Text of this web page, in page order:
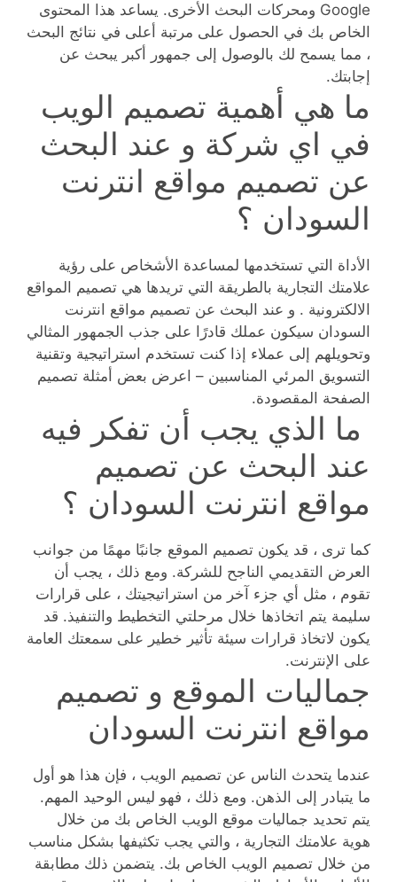
Google ومحركات البحث الأخرى. يساعد هذا المحتوى
الخاص بك في الحصول على مرتبة أعلى في نتائج البحث
، مما يسمح لك بالوصول إلى جمهور أكبر يبحث عن
إجابتك.
ما هي أهمية تصميم الويب
في اي شركة و عند البحث
عن تصميم مواقع انترنت
السودان ؟
الأداة التي تستخدمها لمساعدة الأشخاص على رؤية
علامتك التجارية بالطريقة التي تريدها هي تصميم المواقع
الالكترونية . و عند البحث عن تصميم مواقع انترنت
السودان سيكون عملك قادرًا على جذب الجمهور المثالي
وتحويلهم إلى عملاء إذا كنت تستخدم استراتيجية وتقنية
التسويق المرئي المناسبين – اعرض بعض أمثلة تصميم
الصفحة المقصودة.
ما الذي يجب أن تفكر فيه
عند البحث عن تصميم
مواقع انترنت السودان ؟
كما ترى ، قد يكون تصميم الموقع جانبًا مهمًا من جوانب
العرض التقديمي الناجح للشركة. ومع ذلك ، يجب أن
تقوم ، مثل أي جزء آخر من استراتيجيتك ، على قرارات
سليمة يتم اتخاذها خلال مرحلتي التخطيط والتنفيذ. قد
يكون لاتخاذ قرارات سيئة تأثير خطير على سمعتك العامة
على الإنترنت.
جماليات الموقع و تصميم
مواقع انترنت السودان
عندما يتحدث الناس عن تصميم الويب ، فإن هذا هو أول
ما يتبادر إلى الذهن. ومع ذلك ، فهو ليس الوحيد المهم.
يتم تحديد جماليات موقع الويب الخاص بك من خلال
هوية علامتك التجارية ، والتي يجب تكثيفها بشكل مناسب
من خلال تصميم الويب الخاص بك. يتضمن ذلك مطابقة